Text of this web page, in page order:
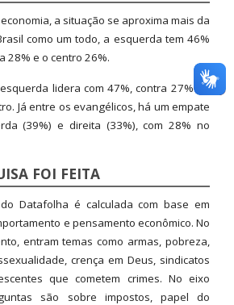
a situação se aproxima mais da
como um todo, a esquerda tem 46%
28% e o centro 26%.
lidera com 47%, contra 27% da
Já entre os evangélicos, há um empate
(39%) e direita (33%), com 28% no
FOI FEITA
Datafolha é calculada com base em
e pensamento econômico. No
entram temas como armas, pobreza,
crença em Deus, sindicatos
que cometem crimes. No eixo
são sobre impostos, papel do